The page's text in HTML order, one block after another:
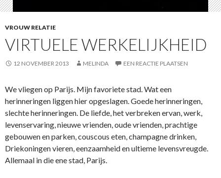
VROUW RELATIE
VIRTUELE WERKELIJKHEID
12 NOVEMBER 2013 MELINDA EEN REACTIE PLAATSEN
We vliegen op Parijs. Mijn favoriete stad. Wat een
herinneringen liggen hier opgeslagen. Goede herinneringen,
slechte herinneringen. De liefde, het verbreken ervan, werk,
levenservaring, nieuwe vrienden, oude vrienden, prachtige
gebouwen en parken, couscous eten, champagne drinken,
Driekoningen vieren, eenzaamheid en ultieme levensvreugde.
Allemaal in die ene stad, Parijs.